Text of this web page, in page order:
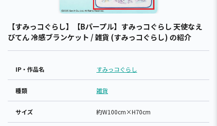
【すみっコぐらし】【Bパープル】すみっコぐらし 天使なえ
びてん 冷感ブランケット / 雑貨 (すみっコぐらし) の紹介
IP・作品名 すみっコぐらし
種類 雑貨
サイズ 約W100cm×H70cm